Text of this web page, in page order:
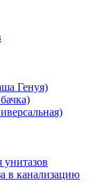
Генуя)
в канализацию